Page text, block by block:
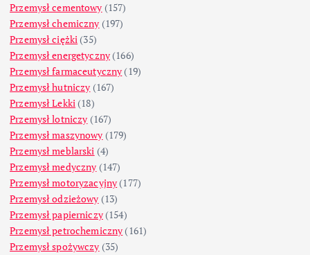
Przemysł cementowy (157)
Przemysł chemiczny (197)
Przemysł ciężki (35)
Przemysł energetyczny (166)
Przemysł farmaceutyczny (19)
Przemysł hutniczy (167)
Przemysł Lekki (18)
Przemysł lotniczy (167)
Przemysł maszynowy (179)
Przemysł meblarski (4)
Przemysł medyczny (147)
Przemysł motoryzacyjny (177)
Przemysł odzieżowy (13)
Przemysł papierniczy(154)
Przemysł petrochemiczny (161)
Przemysł spożywczy (35)